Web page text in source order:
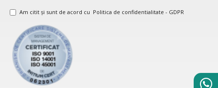
Am citit şi sunt de acord cu Politica de confidentialitate - GDPR